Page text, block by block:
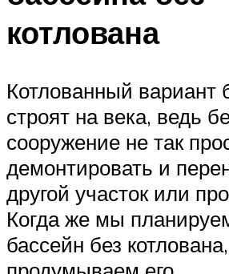
котлована
Котлованный вариант
строят на века, ведь
сооружение не так
демонтировать и
другой участок или
Когда же мы
бассейн без